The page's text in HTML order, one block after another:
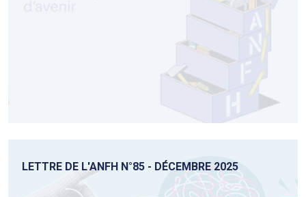
LETTRE DE L'ANFH N°85 - DÉCEMBRE 2025